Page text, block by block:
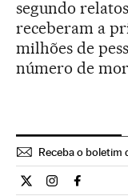
segundo
receberam a
milhões de
número de
Receba o boletim
Internacional El
Internacional